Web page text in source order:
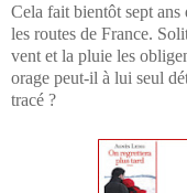
Cela fait bientôt sept
les routes de France.
vent et la pluie les
orage peut-il à lui seul
tracé ?